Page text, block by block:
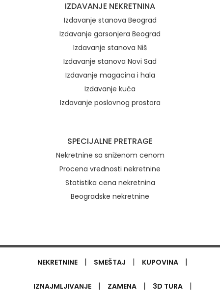
IZDAVANJE NEKRETNINA
Izdavanje stanova Beograd
Izdavanje garsonjera Beograd
Izdavanje stanova Niš
Izdavanje stanova Novi Sad
Izdavanje magacina i hala
Izdavanje kuća
Izdavanje poslovnog prostora
SPECIJALNE PRETRAGE
Nekretnine sa sniženom cenom
Procena vrednosti nekretnine
Statistika cena nekretnina
Beogradske nekretnine
NEKRETNINE | SMEŠTAJ | KUPOVINA |
IZNAJMLJIVANJE | ZAMENA | 3D TURA |